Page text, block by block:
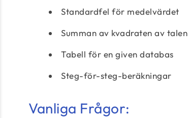
Standardfel för medelvärdet
Summan av kvadraten av talen
Tabell för en given databas
Steg-för-steg-beräkningar
Vanliga Frågor: